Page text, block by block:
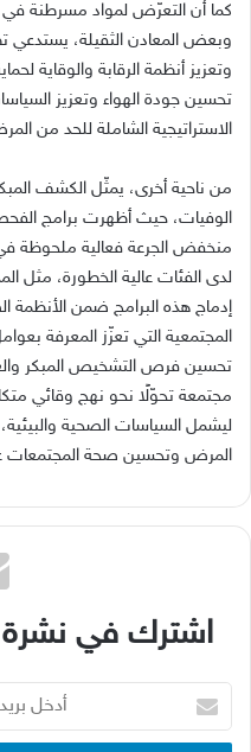
كما أن التعرّض لمواد مسرطنة في
وبعض المعادن الثقيلة، يستدعي
وتعزيز أنظمة الرقابة والوقاية
تحسين جودة الهواء وتعزيز
الاستراتيجية الشاملة للحد من
من ناحية أخرى، يمثّل الكشف
الوفيات، حيث أظهرت برامج
منخفض الجرعة فعالية ملحوظة في
لدى الفئات عالية الخطورة، مثل
إدماج هذه البرامج ضمن الأنظمة
المجتمعية التي تعزّز المعرفة
تحسين فرص التشخيص المبكر
مجتمعة تحوّلًا نحو نهج وقائي
ليشمل السياسات الصحية
المرض وتحسين صحة المجتمعات
اشترك في
بريدك
الإلكتروني